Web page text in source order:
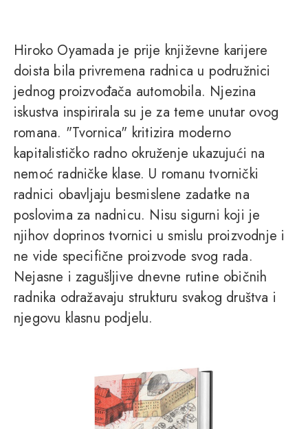
Hiroko Oyamada je prije književne karijere
doista bila privremena radnica u podružnici
jednog proizvođača automobila. Njezina
iskustva inspirirala su je za teme unutar ovog
romana. "Tvornica" kritizira moderno
kapitalističko radno okruženje ukazujući na
nemoć radničke klase. U romanu tvornički
radnici obavljaju besmislene zadatke na
poslovima za nadnicu. Nisu sigurni koji je
njihov doprinos tvornici u smislu proizvodnje i
ne vide specifične proizvode svog rada.
Nejasne i zagušljive dnevne rutine običnih
radnika odražavaju strukturu svakog društva i
njegovu klasnu podjelu.